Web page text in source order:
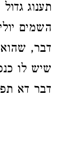
תענוג
השמים
דבר, שהוא
שיש לו
דבר דא